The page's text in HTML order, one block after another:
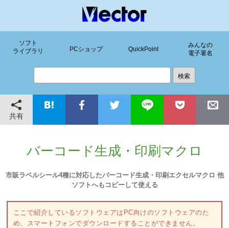
ソフト
ライブラリ
PCショップ QuickPoint
みんなの
電子署名
共有
バーコード生成・印刷マクロ
市販ラベルシール4種に対応したバーコード生成・印刷エクセルマクロ 他
ソフトへもコピーして使える
ここで紹介しているソフトウェアはPC向けのソフトウェアのた
め、スマートフォンでダウンロードすることができません。